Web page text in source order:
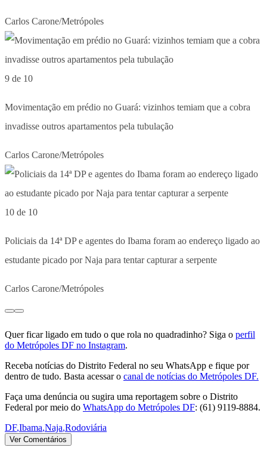
Carlos Carone/Metrópoles
9 de 10
Movimentação em prédio no Guará: vizinhos temiam que a cobra
invadisse outros apartamentos pela tubulação
Carlos Carone/Metrópoles
10 de 10
Policiais da 14ª DP e agentes do Ibama foram ao endereço ligado ao
estudante picado por Naja para tentar capturar a serpente
Carlos Carone/Metrópoles
Quer ficar ligado em tudo o que rola no quadradinho? Siga o perfil
do Metrópoles DF no Instagram.
Receba notícias do Distrito Federal no seu WhatsApp e fique por
dentro de tudo. Basta acessar o canal de notícias do Metrópoles DF.
Faça uma denúncia ou sugira uma reportagem sobre o Distrito
Federal por meio do WhatsApp do Metrópoles DF: (61) 9119-8884.
DF,Ibama,Naja,Rodoviária
Ver Comentários